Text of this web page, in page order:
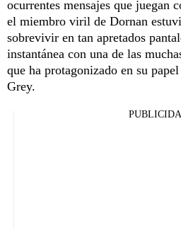
ocurrentes mensajes que juegan
el miembro viril de Dornan
sobrevivir en tan apretados
instantánea con una de las
que ha protagonizado en su
Grey.